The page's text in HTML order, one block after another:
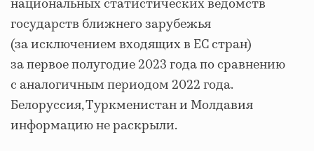
национальных статистических ведомств
государств ближнего зарубежья
(за исключением входящих в ЕС стран)
за первое полугодие 2023 года по сравнению
с аналогичным периодом 2022 года.
Белоруссия, Туркменистан и Молдавия
информацию не раскрыли.